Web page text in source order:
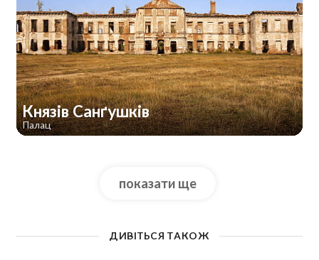
Князів Санґушків
Палац
показати ще
ДИВІТЬСЯ ТАКОЖ